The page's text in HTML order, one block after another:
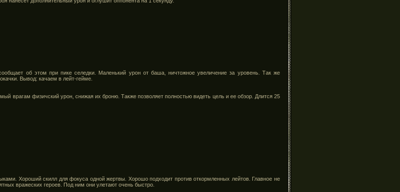
об этом при пике селедки. Маленький урон от баша, ничтожное увеличение за уровень. Так же
Вывод: качаем в лейт-гейме.
врагам физичский урон, снижая их броню. Также позволяет полностью видеть цель и ее обзор. Длится 25
Хороший скилл для фокуса одной жертвы. Хорошо подходит против откормленных лейтов. Главное не
вражеских героев. Под ним они улетают очень быстро.